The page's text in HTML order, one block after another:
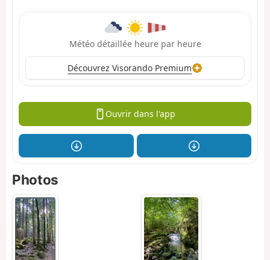
Météo détaillée heure par heure
Découvrez Visorando Premium
Ouvrir dans l'app
Photos